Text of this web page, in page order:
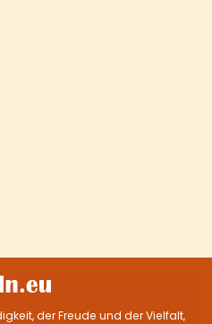
der Freude und der Vielfalt,